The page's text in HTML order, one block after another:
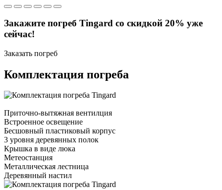
Закажите погреб Tingard со скидкой 20% уже
сейчас!
Заказать погреб
Комплектация погреба
Приточно-вытяжная вентилция
Встроенное освещение
Бесшовный пластиковый корпус
3 уровня деревянных полок
Крышка в виде люка
Метеостанция
Металлическая лестница
Деревянный настил